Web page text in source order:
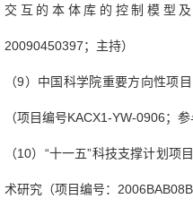
交互的本体库的控制模型
20090450397；主持）
（9）中国科学院重要方向性项
（项目编号KACX1-YW-0906；参
（10）“十一五”科技支撑计划项
术研究（项目编号：